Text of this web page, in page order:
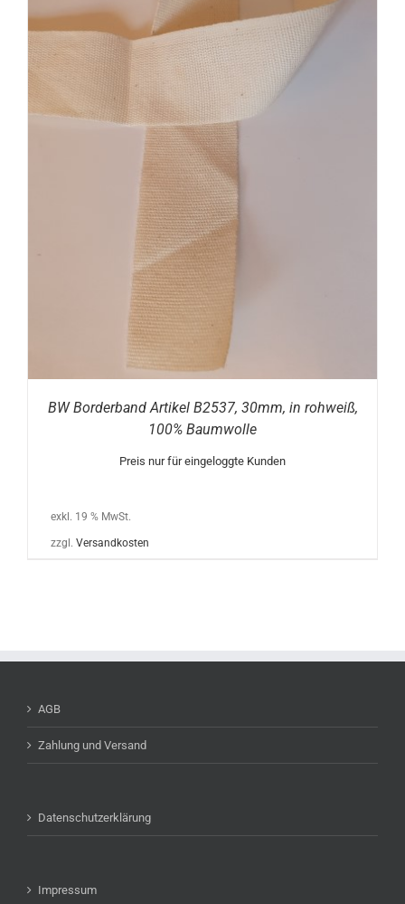
BW Borderband Artikel B2537, 30mm, in rohweiß,
100% Baumwolle
Preis nur für eingeloggte Kunden
exkl. 19 % MwSt.
zzgl. Versandkosten
AGB
Zahlung und Versand
Datenschutzerklärung
Impressum